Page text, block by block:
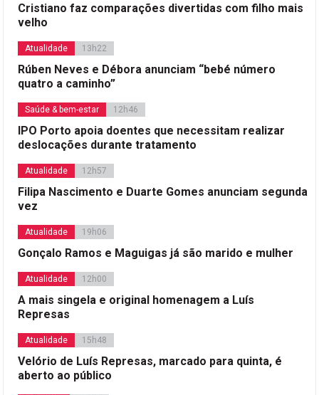
Cristiano faz comparações divertidas com filho mais
velho
Atualidade 13h22
Rúben Neves e Débora anunciam “bebé número
quatro a caminho”
Saúde & bem-estar 12h46
IPO Porto apoia doentes que necessitam realizar
deslocações durante tratamento
Atualidade 12h57
Filipa Nascimento e Duarte Gomes anunciam segunda
vez
Atualidade 19h06
Gonçalo Ramos e Maguigas já são marido e mulher
Atualidade 12h00
A mais singela e original homenagem a Luís
Represas
Atualidade 15h48
Velório de Luís Represas, marcado para quinta, é
aberto ao público